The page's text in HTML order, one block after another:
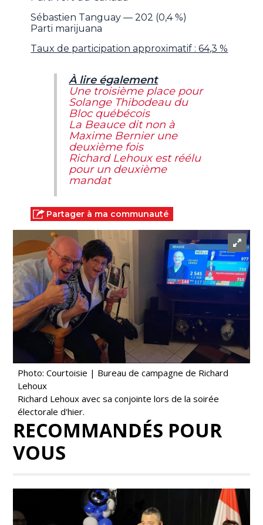
Sébastien Tanguay — 202 (0,4 %)
Parti marijuana
Taux de participation approximatif : 64,3 %
À lire également
Une troisième place pour
Solange Thibodeau du
Bloc québécois
La Beauce dit non à
Maxime Bernier une
deuxième fois
Richard Lehoux est réélu
pour un deuxième
mandat
Partager à ma communauté
Photo: Courtoisie | Bureau de campagne de Richard
Lehoux
Richard Lehoux avec sa conjointe lors de la soirée
électorale d'hier.
RECOMMANDÉS POUR
VOUS